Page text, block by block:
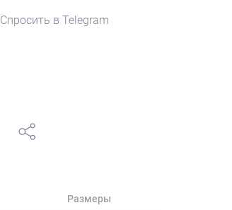
Спросить в Telegram
Размеры